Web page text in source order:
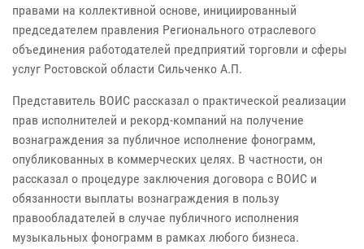
правами на коллективной основе, инициированный
председателем правления Регионального отраслевого
объединения работодателей предприятий торговли и сферы
услуг Ростовской области Сильченко А.П.
Представитель ВОИС рассказал о практической реализации
прав исполнителей и рекорд-компаний на получение
вознаграждения за публичное исполнение фонограмм,
опубликованных в коммерческих целях. В частности, он
рассказал о процедуре заключения договора с ВОИС и
обязанности выплаты вознаграждения в пользу
правообладателей в случае публичного исполнения
музыкальных фонограмм в рамках любого бизнеса.